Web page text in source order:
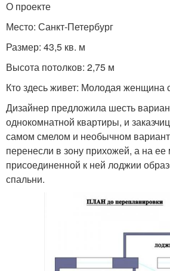
О проекте
Место: Санкт-Петербург
Размер: 43,5 кв. м
Высота потолков: 2,75 м
Кто здесь живет: Молодая женщина
Дизайнер предложила шесть
однокомнатной квартиры, и
самом смелом и необычном
перенесли в зону прихожей, а на ее
присоединенной к ней лоджии
спальни.